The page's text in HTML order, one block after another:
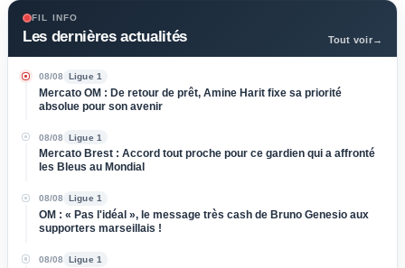
FIL INFO
Les dernières actualités Tout voir→
08/08 Ligue 1
Mercato OM : De retour de prêt, Amine Harit fixe sa priorité
absolue pour son avenir
08/08 Ligue 1
Mercato Brest : Accord tout proche pour ce gardien qui a affronté
les Bleus au Mondial
08/08 Ligue 1
OM : « Pas l'idéal », le message très cash de Bruno Genesio aux
supporters marseillais !
08/08 Ligue 1